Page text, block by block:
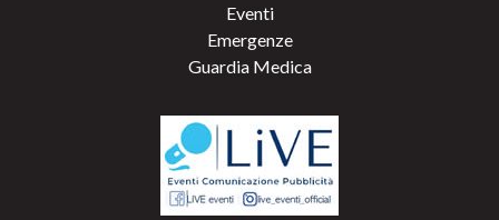
Eventi
Emergenze
Guardia Medica